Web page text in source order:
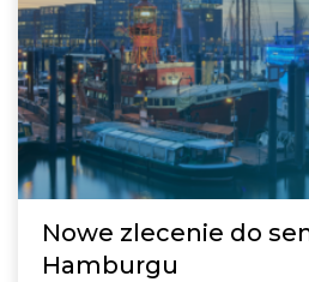
Nowe zlecenie do
Hamburgu